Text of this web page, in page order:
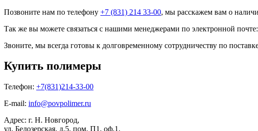
Позвоните нам по телефону +7 (831) 214 33-00, мы расскажем вам о
Так же вы можете связаться с нашими менеджерами по электронной почте:
Звоните, мы всегда готовы к долговременному сотрудничеству по
Купить полимеры
Телефон: +7(831)214-33-00
E-mail: info@povpolimer.ru
Адрес: г. Н. Новгород,
ул. Белозерская, д.5, пом. П1, оф.1.